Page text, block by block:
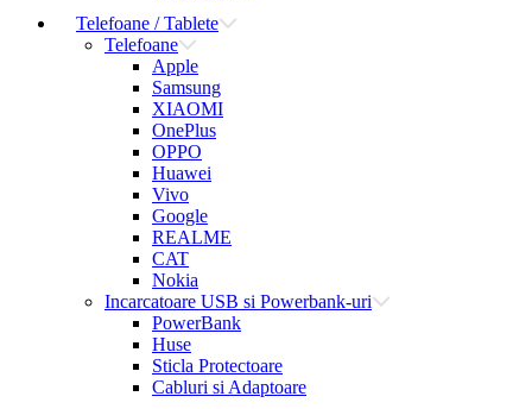
Telefoane / Tablete
Telefoane
Apple
Samsung
XIAOMI
OnePlus
OPPO
Huawei
Vivo
Google
REALME
CAT
Nokia
Incarcatoare USB si Powerbank-uri
PowerBank
Huse
Sticla Protectoare
Cabluri si Adaptoare